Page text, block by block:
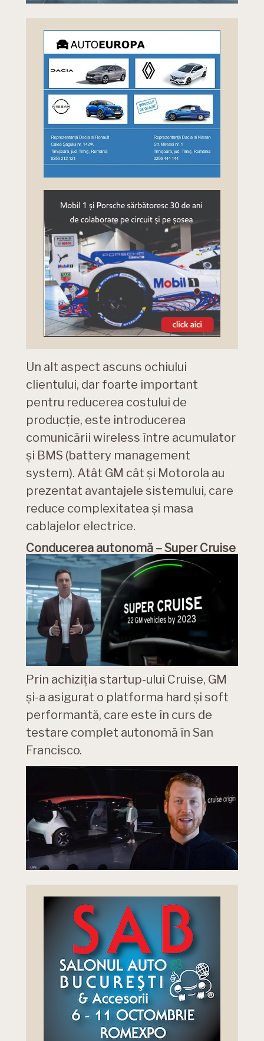
Un alt aspect ascuns ochiului
clientului, dar foarte important
pentru reducerea costului de
producție, este introducerea
comunicării wireless între acumulator
și BMS (battery management
system). Atât GM cât și Motorola au
prezentat avantajele sistemului, care
reduce complexitatea și masa
cablajelor electrice.
Conducerea autonomă – Super Cruise
Prin achiziția startup-ului Cruise, GM
și-a asigurat o platforma hard și soft
performantă, care este în curs de
testare complet autonomă în San
Francisco.